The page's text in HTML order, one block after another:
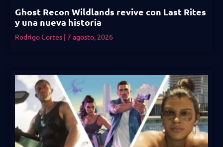
Ghost Recon Wildlands revive con Last Rites
y una nueva historia
Rodrigo Cortes 7 agosto, 2026